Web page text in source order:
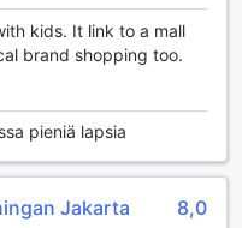
ja nauttia kauniista
ja rentoutumista
erinomaisen
elämäntapaa
Palveluja Viihtyisään
kids. It link to a mall
brand shopping too.
pieniä lapsia
Jakarta 8,0